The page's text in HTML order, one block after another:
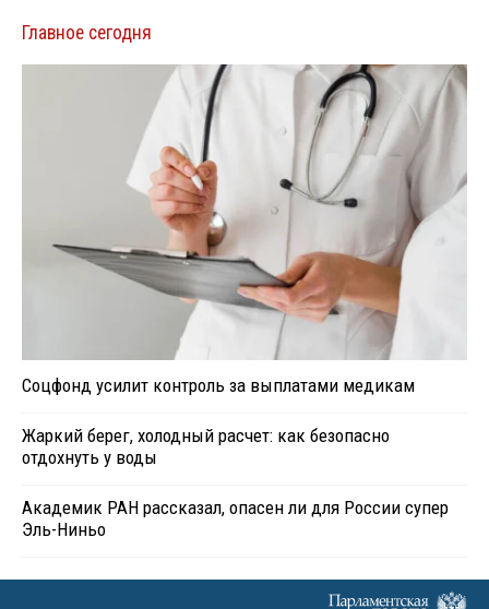
Главное сегодня
Соцфонд усилит контроль за выплатами медикам
Жаркий берег, холодный расчет: как безопасно
отдохнуть у воды
Академик РАН рассказал, опасен ли для России супер
Эль-Ниньо